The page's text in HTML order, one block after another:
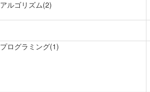
アルゴリズム(2)
プログラミング(1)